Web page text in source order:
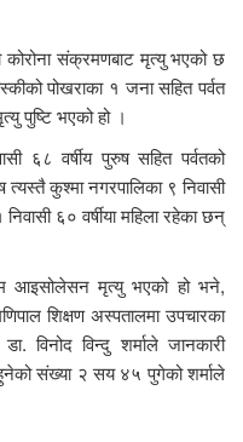
संक्रमणबाट मृत्यु भएको छ
पोखराका १ जना सहित पर्वत
पुष्टि भएको हो ।
६८ वर्षीय पुरुष सहित पर्वतको
कुश्मा नगरपालिका ९ निवासी
६० वर्षीया महिला रहेका छन्
आइसोलेसन मृत्यु भएको हो भने,
शिक्षण अस्पतालमा उपचारका
विनोद विन्दु शर्माले जानकारी
संख्या २ सय ४५ पुगेको शर्माले